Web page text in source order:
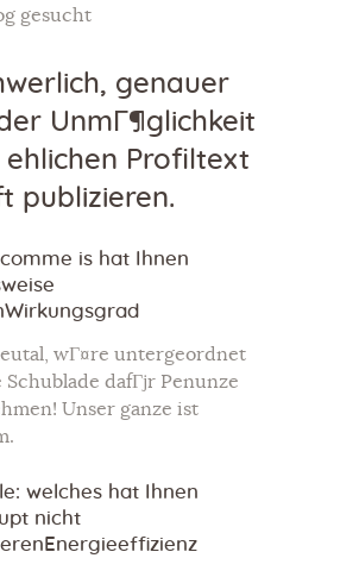
gesucht
genauer
UnmГ¶glichkeit
ehlichen Profiltext
publizieren.
is hat Ihnen
wГ¤re untergeordnet
dafГјr Penunze
Unser ganze ist
welches hat Ihnen
nicht